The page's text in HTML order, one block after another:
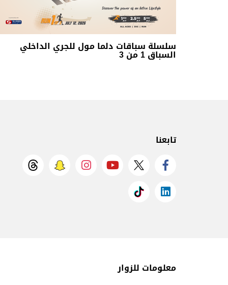
سلسلة سباقات دلما مول للجري الداخلي
السباق 1 من 3
تابعنا
معلومات للزوار